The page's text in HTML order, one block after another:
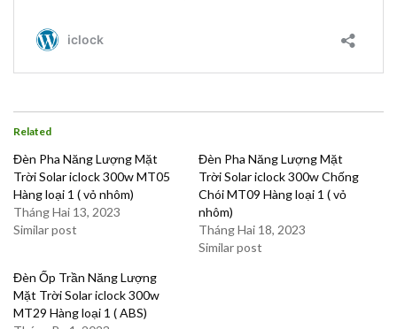
Related
Đèn Pha Năng Lượng Mặt
Trời Solar iclock 300w MT05
Hàng loại 1 ( vỏ nhôm)
Tháng Hai 13, 2023
Similar post
Đèn Pha Năng Lượng Mặt
Trời Solar iclock 300w Chống
Chói MT09 Hàng loại 1 ( vỏ
nhôm)
Tháng Hai 18, 2023
Similar post
Đèn Ốp Trần Năng Lượng
Mặt Trời Solar iclock 300w
MT29 Hàng loại 1 ( ABS)